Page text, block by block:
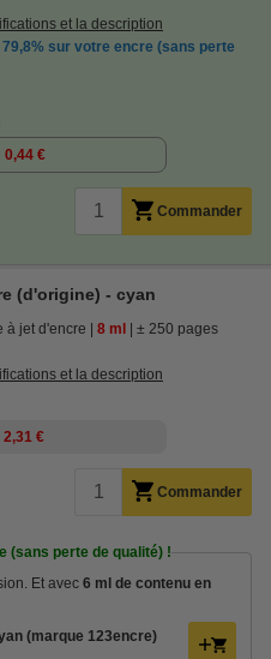
et la description
79,8% sur votre encre (sans perte
0,44 €
Commander
(d'origine) - cyan
à jet d'encre 8 ml ± 250 pages
et la description
2,31 €
Commander
(sans perte de qualité) !
Et avec 6 ml de contenu en
(marque 123encre)